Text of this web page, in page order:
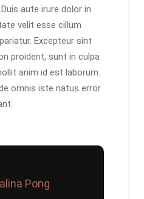
aute irure dolor in
velit esse cillum
Excepteur sint
proident, sunt in culpa
anim id est laborum.
omnis iste natus error
Pong